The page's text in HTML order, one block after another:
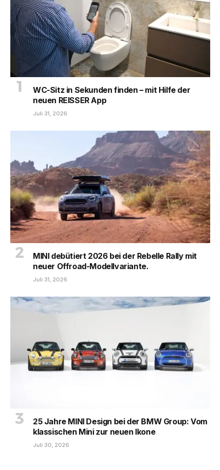
WC-Sitz in Sekunden finden – mit Hilfe der
neuen REISSER App
Juli 31, 2026
MINI debütiert 2026 bei der Rebelle Rally mit
neuer Offroad-Modellvariante.
Juli 31, 2026
25 Jahre MINI Design bei der BMW Group: Vom
klassischen Mini zur neuen Ikone
Juli 30, 2026